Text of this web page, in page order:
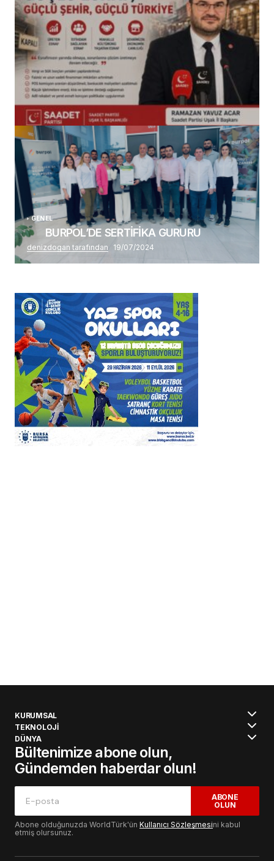
(başlıksız)
Alaattin Karahan tarafından 14/07/2026
GENEL
BURPOL’DE SERTİFİKA GURURU
denizdogan tarafından 19/07/2024
KURUMSAL
TEKNOLOJİ
DÜNYA
Bültenimize abone olun,
Gündemden haberdar olun!
ABONE
OLUN
Abone olduğunuzda WorldTürk'ün Kullanıcı Sözleşmesini kabul
etmiş olursunuz.